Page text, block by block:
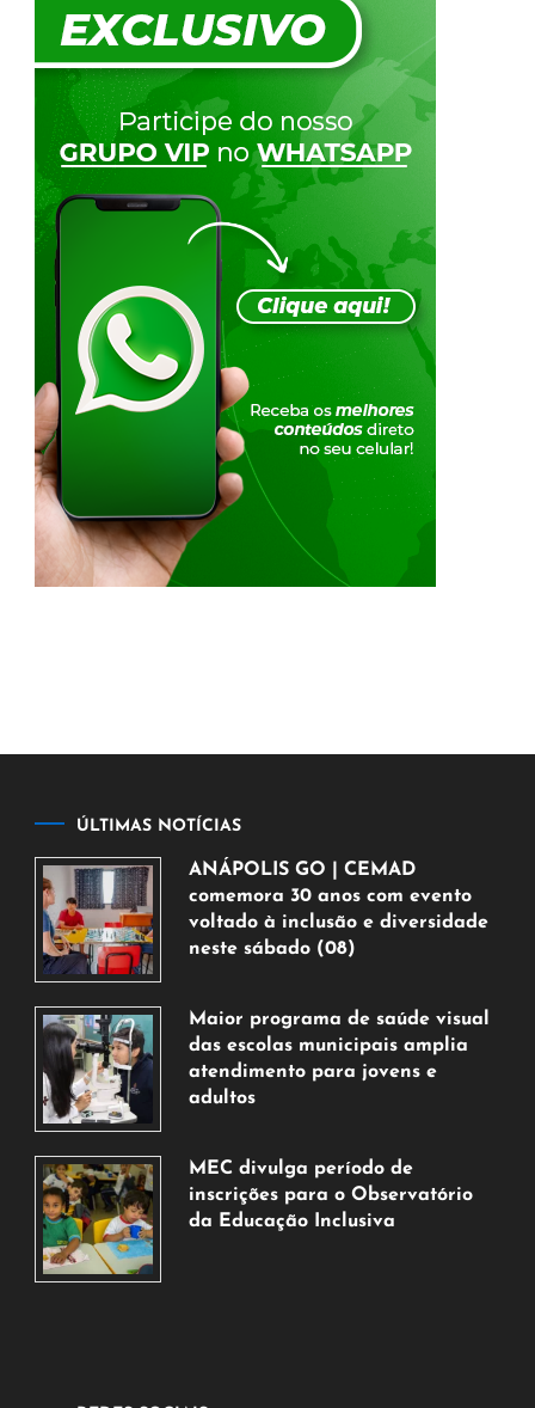
ÚLTIMAS NOTÍCIAS
ANÁPOLIS GO | CEMAD
comemora 30 anos com evento
voltado à inclusão e diversidade
neste sábado (08)
de
agosto
de
2026
Maior programa de saúde visual
das escolas municipais amplia
atendimento para jovens e
adultos
de
agosto
de
MEC divulga período de
inscrições para o Observatório
da Educação Inclusiva